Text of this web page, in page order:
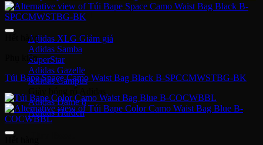
Adidas Original
Adidas XLG
Adidas Samba
SuperStar
Adidas Gazelle
Adidas Campus
Adidas Dame 8
Adidas Harden
Hết hàng
Phụ kiện
Túi Bape Space Camo Waist Bag Black B-SPCCMWSTBG-BK